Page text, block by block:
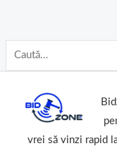
vrei să vinzi rapid